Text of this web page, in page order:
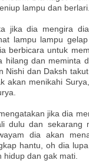
lampu dan berlari.
jika dia mengira
lampu lampu
berbicara untuk
dan meminta
Nishi dan Daksh
akan menikahi
jika dia
dulu dan sekarang
dia akan
hantu, oh dia
dan gak mati.